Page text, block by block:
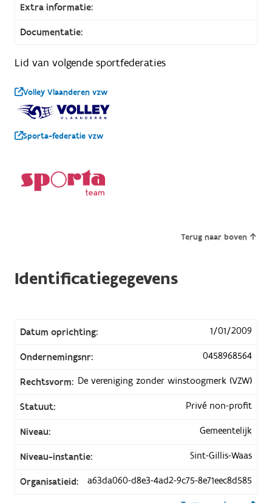
Extra informatie:
Documentatie:
Lid van volgende sportfederaties
Volley Vlaanderen vzw
Sporta-federatie vzw
Terug naar boven
Identificatiegegevens
Datum oprichting: 1/01/2009
Ondernemingsnr: 0458968564
Rechtsvorm: De vereniging zonder winstoogmerk (VZW)
Statuut: Privé non-profit
Niveau: Gemeentelijk
Niveau-instantie: Sint-Gillis-Waas
Organisatieid: a63da060-d8e3-4ad2-9c75-8e71eec8d585